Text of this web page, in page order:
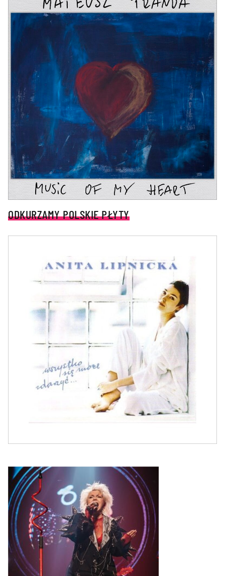
ODKURZAMY POLSKIE PŁYTY